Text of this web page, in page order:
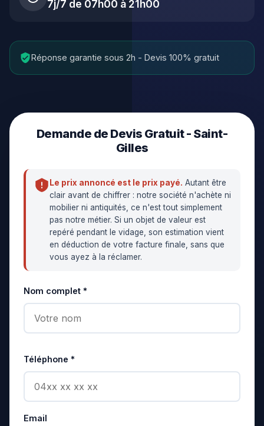
7j/7 de 07h00 à 21h00
Réponse garantie sous 2h - Devis 100% gratuit
Demande de Devis Gratuit - Saint-
Gilles
Le prix annoncé est le prix payé. Autant être
clair avant de chiffrer : notre société n'achète ni
mobilier ni antiquités, ce n'est tout simplement
pas notre métier. Si un objet de valeur est
repéré pendant le vidage, son estimation vient
en déduction de votre facture finale, sans que
vous ayez à la réclamer.
Nom complet *
Téléphone *
Email